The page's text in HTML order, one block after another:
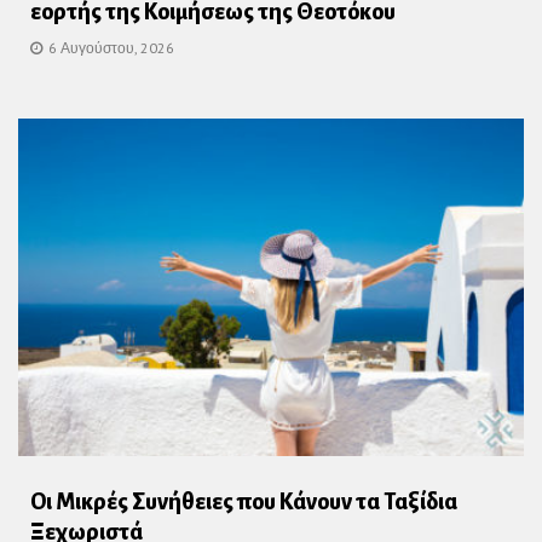
εορτής της Κοιμήσεως της Θεοτόκου
6 Αυγούστου, 2026
Οι Μικρές Συνήθειες που Κάνουν τα Ταξίδια
Ξεχωριστά